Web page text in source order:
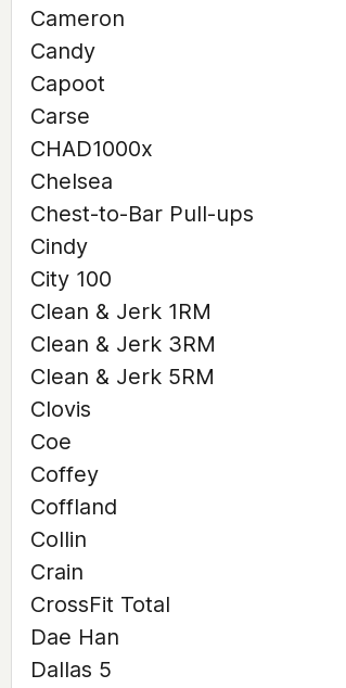
Cameron
Candy
Capoot
Carse
CHAD1000x
Chelsea
Chest-to-Bar Pull-ups
Cindy
City 100
Clean & Jerk 1RM
Clean & Jerk 3RM
Clean & Jerk 5RM
Clovis
Coe
Coffey
Coffland
Collin
Crain
CrossFit Total
Dae Han
Dallas 5